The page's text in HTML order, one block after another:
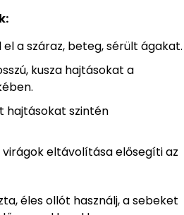
a száraz, beteg, sérült ágakat.
kusza hajtásokat a
hajtásokat szintén
virágok eltávolítása elősegíti az
éles ollót használj, a sebeket